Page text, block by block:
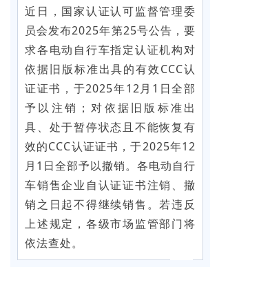
近日，国家认证认可监督管理委
员会发布2025年第25号公告，要
求各电动自行车指定认证机构对
依据旧版标准出具的有效CCC认
证证书，于2025年12月1日全部
予以注销；对依据旧版标准出
具、处于暂停状态且不能恢复有
效的CCC认证证书，于2025年12
月1日全部予以撤销。各电动自行
车销售企业自认证证书注销、撤
销之日起不得继续销售。若违反
上述规定，各级市场监管部门将
依法查处。